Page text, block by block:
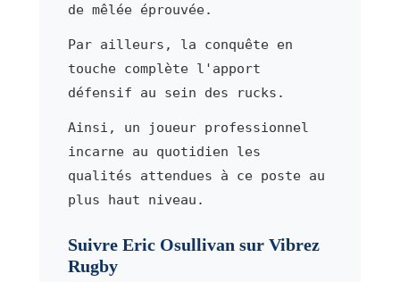
de mêlée éprouvée.
Par ailleurs, la conquête en
touche complète l'apport
défensif au sein des rucks.
Ainsi, un joueur professionnel
incarne au quotidien les
qualités attendues à ce poste au
plus haut niveau.
Suivre Eric Osullivan sur Vibrez
Rugby